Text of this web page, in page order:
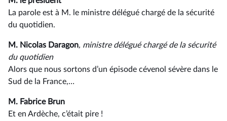
La parole est à M. le ministre délégué chargé de la sécurité
du quotidien.
M. Nicolas Daragon, ministre délégué chargé de la sécurité
du quotidien
Alors que nous sortons d’un épisode cévenol sévère dans le
Sud de la France,…
M. Fabrice Brun
Et en Ardèche, c’était pire !